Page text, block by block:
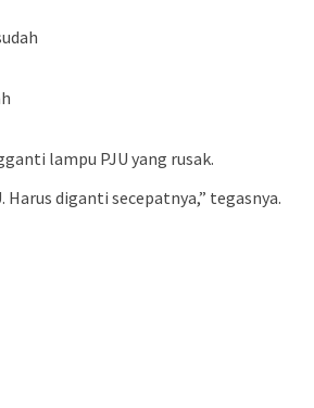
lampu PJU yang rusak.
diganti secepatnya,” tegasnya.